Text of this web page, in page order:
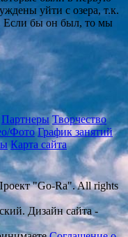
уйти с озера, т.к.
Если бы он был, то мы
Партнеры Творчество
Фото График занятий
Карта сайта
"Go-Ra". All rights
Дизайн сайта -